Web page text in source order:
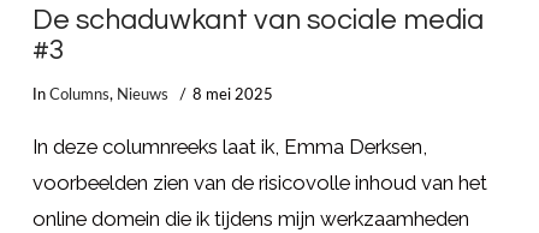
De schaduwkant van sociale media
#3
In Columns, Nieuws 8 mei 2025
In deze columnreeks laat ik, Emma Derksen,
voorbeelden zien van de risicovolle inhoud van het
online domein die ik tijdens mijn werkzaamheden